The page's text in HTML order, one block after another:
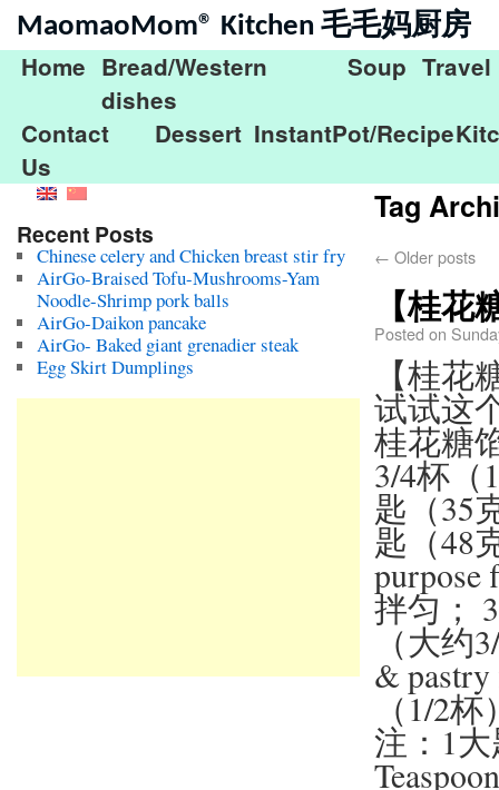
MaomaoMom® Kitchen 毛毛妈厨房
Home Bread/Western
dishes
Soup Travel
Contact
Us
Dessert InstantPot/Recipe
Tag
← Older posts
【桂花
Posted on
【桂
试试这
桂花糖
3/4杯（
匙（35
匙（48
拌匀；
（大
&
（1/2
注：1大
Recent Posts
Chinese celery and Chicken breast stir fry
AirGo-Braised Tofu-Mushrooms-Yam
Noodle-Shrimp pork balls
AirGo-Daikon pancake
AirGo- Baked giant grenadier steak
Egg Skirt Dumplings